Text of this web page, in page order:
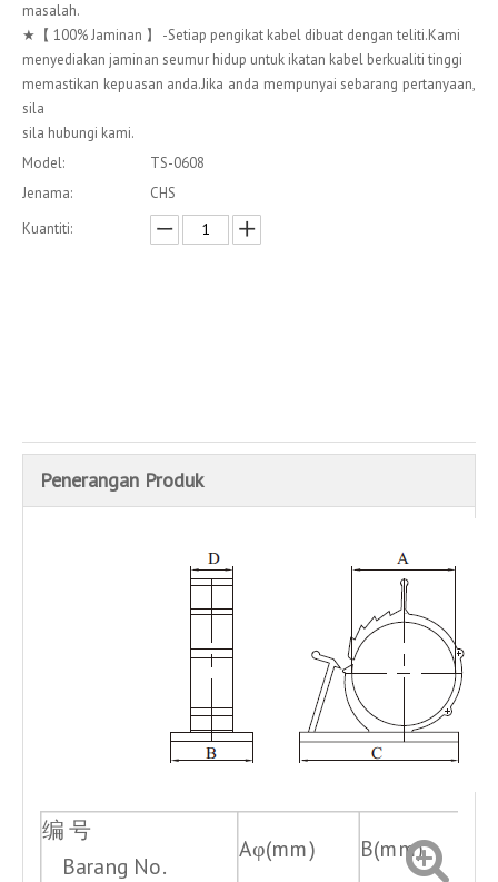
masalah.
★【 100% Jaminan 】 -Setiap pengikat kabel dibuat dengan teliti.Kami
menyediakan jaminan seumur hidup untuk ikatan kabel berkualiti tinggi
memastikan kepuasan anda.Jika anda mempunyai sebarang pertanyaan,
sila
sila hubungi kami.
Model:
TS-0608
Jenama:
CHS
Kuantiti:
Penerangan Produk
编 号
Barang No.
Aφ(mm) B(mm)